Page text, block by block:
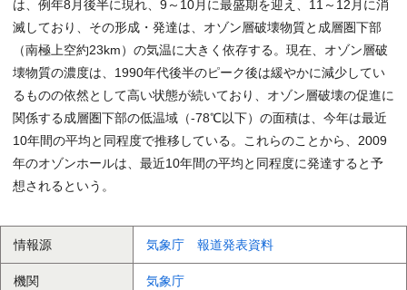
は、例年8月後半に現れ、9～10月に最盛期を迎え、11～12月に消
滅しており、その形成・発達は、オゾン層破壊物質と成層圏下部
（南極上空約23km）の気温に大きく依存する。現在、オゾン層破
壊物質の濃度は、1990年代後半のピーク後は緩やかに減少してい
るものの依然として高い状態が続いており、オゾン層破壊の促進に
関係する成層圏下部の低温域（-78℃以下）の面積は、今年は最近
10年間の平均と同程度で推移している。これらのことから、2009
年のオゾンホールは、最近10年間の平均と同程度に発達すると予
想されるという。
情報源 気象庁 報道発表資料
機関 気象庁